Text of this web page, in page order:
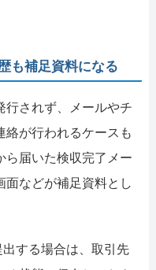
も補足資料になる
行されず、メールやチ
絡が行われるケースも
ら届いた検収完了メー
面などが補足資料とし
する場合は、取引先